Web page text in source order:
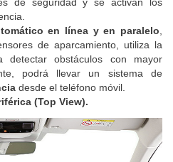
en línea y en paralelo
de aparcamiento, utiliza la
detectar obstáculos con mayor
podrá llevar un sistema de
desde el teléfono móvil.
(Top View).